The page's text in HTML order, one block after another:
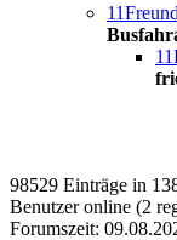
98529 Einträge in
Benutzer online (2
Forumszeit: